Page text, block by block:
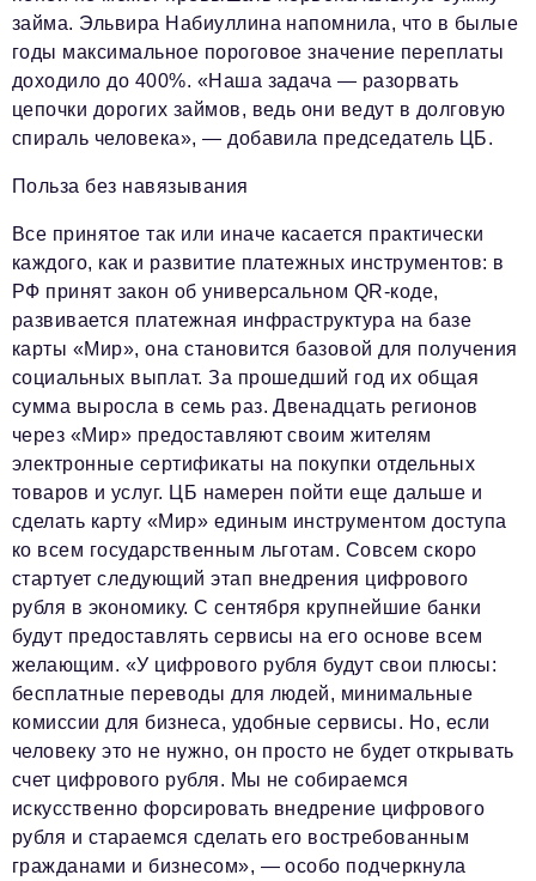
займа. Эльвира Набиуллина напомнила, что в былые
годы максимальное пороговое значение переплаты
доходило до 400%. «Наша задача — разорвать
цепочки дорогих займов, ведь они ведут в долговую
спираль человека», — добавила председатель ЦБ.
Польза без навязывания
Все принятое так или иначе касается практически
каждого, как и развитие платежных инструментов: в
РФ принят закон об универсальном QR-коде,
развивается платежная инфраструктура на базе
карты «Мир», она становится базовой для получения
социальных выплат. За прошедший год их общая
сумма выросла в семь раз. Двенадцать регионов
через «Мир» предоставляют своим жителям
электронные сертификаты на покупки отдельных
товаров и услуг. ЦБ намерен пойти еще дальше и
сделать карту «Мир» единым инструментом доступа
ко всем государственным льготам. Совсем скоро
стартует следующий этап внедрения цифрового
рубля в экономику. С сентября крупнейшие банки
будут предоставлять сервисы на его основе всем
желающим. «У цифрового рубля будут свои плюсы:
бесплатные переводы для людей, минимальные
комиссии для бизнеса, удобные сервисы. Но, если
человеку это не нужно, он просто не будет открывать
счет цифрового рубля. Мы не собираемся
искусственно форсировать внедрение цифрового
рубля и стараемся сделать его востребованным
гражданами и бизнесом», — особо подчеркнула